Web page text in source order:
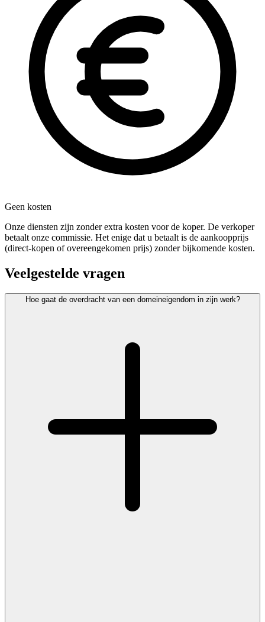
Geen kosten
Onze diensten zijn zonder extra kosten voor de koper. De verkoper
betaalt onze commissie. Het enige dat u betaalt is de aankoopprijs
(direct-kopen of overeengekomen prijs) zonder bijkomende kosten.
Veelgestelde vragen
Hoe gaat de overdracht van een domeineigendom in zijn werk?